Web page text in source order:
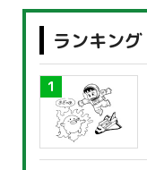
ランキング